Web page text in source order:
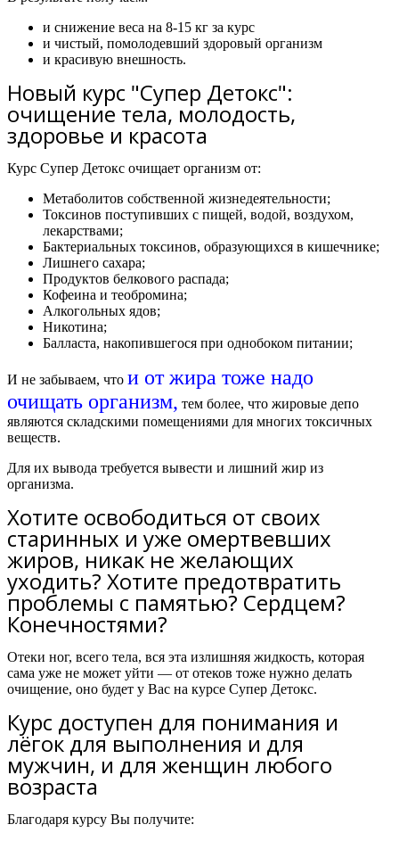
и снижение веса на 8-15 кг за курс
и чистый, помолодевший здоровый организм
и красивую внешность.
Новый курс "Супер Детокс":
очищение тела, молодость,
здоровье и красота
Курс Супер Детокс очищает организм от:
Метаболитов собственной жизнедеятельности;
Токсинов поступивших с пищей, водой, воздухом,
лекарствами;
Бактериальных токсинов, образующихся в кишечнике;
Лишнего сахара;
Продуктов белкового распада;
Кофеина и теобромина;
Алкогольных ядов;
Никотина;
Балласта, накопившегося при однобоком питании;
И не забываем, что и от жира тоже надо
очищать организм, тем более, что жировые депо
являются складскими помещениями для многих токсичных
веществ.
Для их вывода требуется вывести и лишний жир из
организма.
Хотите освободиться от своих
старинных и уже омертвевших
жиров, никак не желающих
уходить? Хотите предотвратить
проблемы с памятью? Сердцем?
Конечностями?
Отеки ног, всего тела, вся эта излишняя жидкость, которая
сама уже не может уйти — от отеков тоже нужно делать
очищение, оно будет у Вас на курсе Супер Детокс.
Курс доступен для понимания и
лёгок для выполнения и для
мужчин, и для женщин любого
возраста
Благодаря курсу Вы получите: